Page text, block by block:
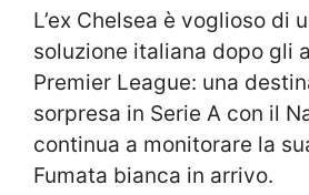
L’ex Chelsea è voglioso di
soluzione italiana dopo gli
Premier League: una
sorpresa in Serie A con il
continua a monitorare la
Fumata bianca in arrivo.